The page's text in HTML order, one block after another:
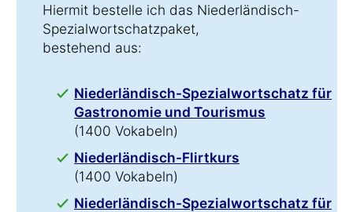
Hiermit bestelle ich das Niederländisch-
Spezialwortschatzpaket,
bestehend aus:
Niederländisch-Spezialwortschatz für
Gastronomie und Tourismus
(1400 Vokabeln)
Niederländisch-Flirtkurs
(1400 Vokabeln)
Niederländisch-Spezialwortschatz für